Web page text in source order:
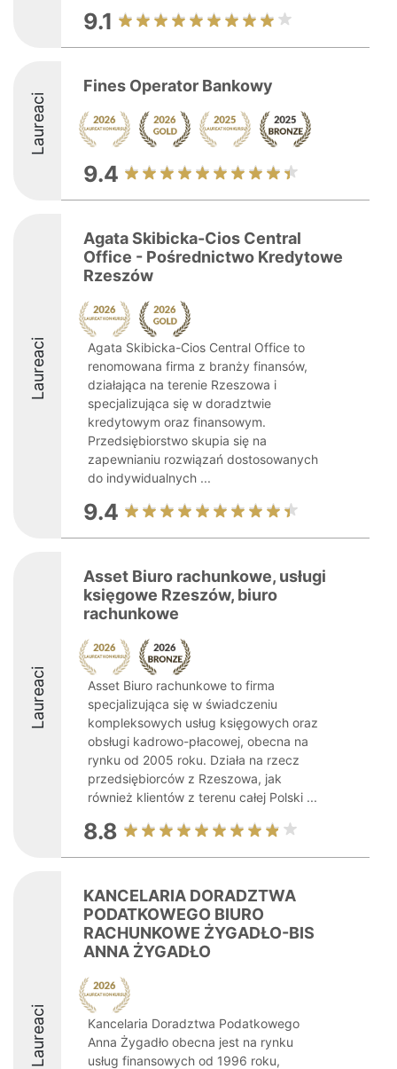
9.1
Laureaci
Fines Operator Bankowy
9.4
Laureaci
Agata Skibicka-Cios Central
Office - Pośrednictwo Kredytowe
Rzeszów
Agata Skibicka-Cios Central Office to
renomowana firma z branży finansów,
działająca na terenie Rzeszowa i
specjalizująca się w doradztwie
kredytowym oraz finansowym.
Przedsiębiorstwo skupia się na
zapewnianiu rozwiązań dostosowanych
do indywidualnych ...
9.4
Laureaci
Asset Biuro rachunkowe, usługi
księgowe Rzeszów, biuro
rachunkowe
Asset Biuro rachunkowe to firma
specjalizująca się w świadczeniu
kompleksowych usług księgowych oraz
obsługi kadrowo-płacowej, obecna na
rynku od 2005 roku. Działa na rzecz
przedsiębiorców z Rzeszowa, jak
również klientów z terenu całej Polski ...
8.8
Laureaci
KANCELARIA DORADZTWA
PODATKOWEGO BIURO
RACHUNKOWE ŻYGADŁO-BIS
ANNA ŻYGADŁO
Kancelaria Doradztwa Podatkowego
Anna Żygadło obecna jest na rynku
usług finansowych od 1996 roku,